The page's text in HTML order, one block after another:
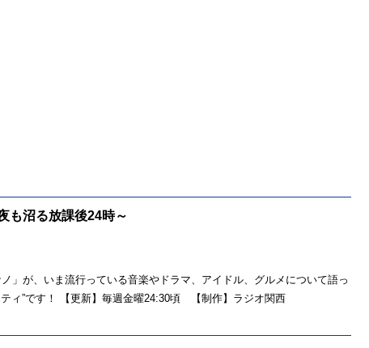
も沼る放課後24時～
」が、いま流行っている音楽やドラマ、アイドル、グルメについて語っ
ィ”です！ 【更新】毎週金曜24:30頃 【制作】ラジオ関西